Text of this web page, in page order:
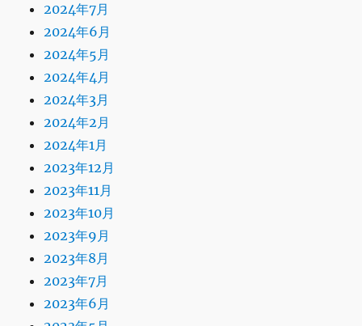
2024年7月
2024年6月
2024年5月
2024年4月
2024年3月
2024年2月
2024年1月
2023年12月
2023年11月
2023年10月
2023年9月
2023年8月
2023年7月
2023年6月